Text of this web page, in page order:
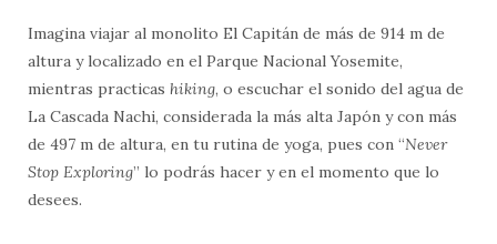
Imagina viajar al monolito El Capitán de más de 914 m de
altura y localizado en el Parque Nacional Yosemite,
mientras practicas hiking, o escuchar el sonido del agua de
La Cascada Nachi, considerada la más alta Japón y con más
de 497 m de altura, en tu rutina de yoga, pues con “Never
Stop Exploring” lo podrás hacer y en el momento que lo
desees.